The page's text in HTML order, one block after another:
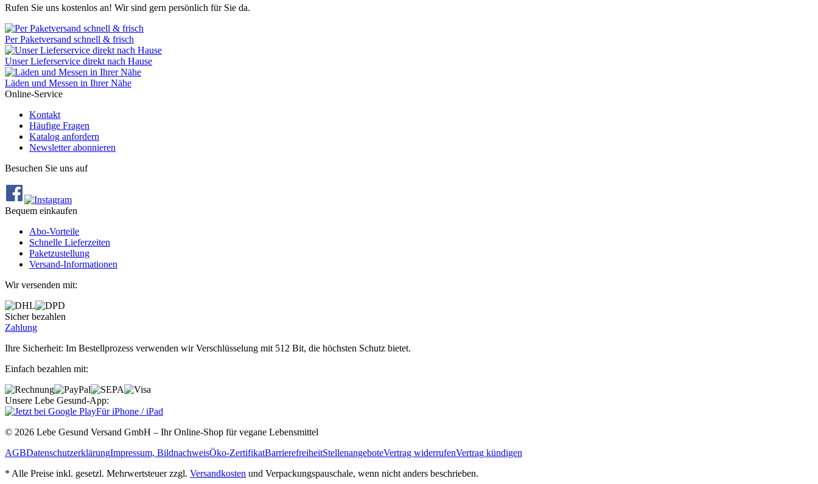
Rufen Sie uns kostenlos an! Wir sind gern persönlich für Sie da.
Per Paketversand schnell & frisch
Unser Lieferservice direkt nach Hause
Läden und Messen in Ihrer Nähe
Online-Service
Kontakt
Häufige Fragen
Katalog anfordern
Newsletter abonnieren
Besuchen Sie uns auf
Bequem einkaufen
Abo‐Vorteile
Schnelle Lieferzeiten
Paketzustellung
Versand‐Informationen
Wir versenden mit:
Sicher bezahlen
Zahlung
Ihre Sicherheit: Im Bestellprozess verwenden wir Verschlüsselung mit 512 Bit, die höchsten Schutz bietet.
Einfach bezahlen mit:
Unsere Lebe Gesund-App:
Für iPhone / iPad
© 2026 Lebe Gesund Versand GmbH – Ihr Online‐Shop für vegane Lebensmittel
AGBDatenschutzerklärungImpressum, BildnachweisÖko‐ZertifikatBarrierefreiheitStellenangeboteVertrag widerrufenVertrag kündigen
* Alle Preise inkl. gesetzl. Mehrwertsteuer zzgl. Versandkosten und Verpackungspauschale, wenn nicht anders beschrieben.